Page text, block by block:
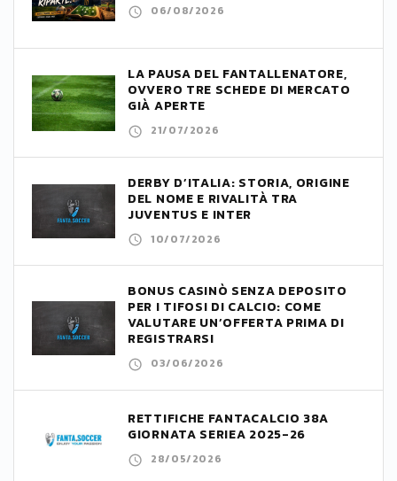
06/08/2026
LA PAUSA DEL FANTALLENATORE,
OVVERO TRE SCHEDE DI MERCATO
GIÀ APERTE
21/07/2026
DERBY D’ITALIA: STORIA, ORIGINE
DEL NOME E RIVALITÀ TRA
JUVENTUS E INTER
10/07/2026
BONUS CASINÒ SENZA DEPOSITO
PER I TIFOSI DI CALCIO: COME
VALUTARE UN’OFFERTA PRIMA DI
REGISTRARSI
03/06/2026
RETTIFICHE FANTACALCIO 38A
GIORNATA SERIEA 2025-26
28/05/2026